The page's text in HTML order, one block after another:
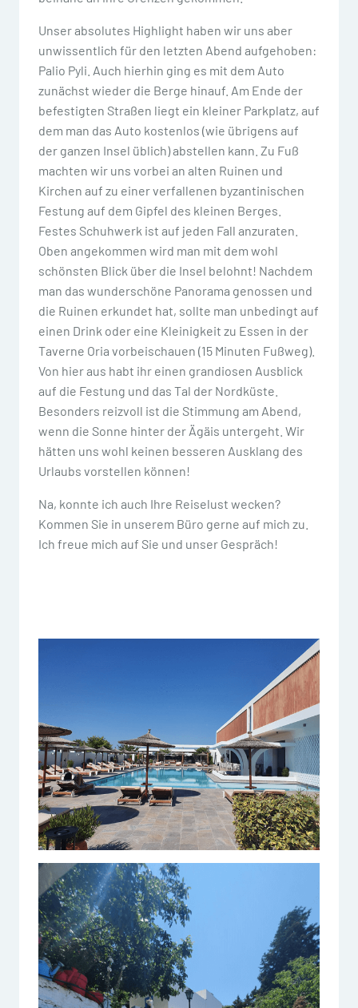
Unser absolutes Highlight haben wir uns aber
unwissentlich für den letzten Abend aufgehoben:
Palio Pyli. Auch hierhin ging es mit dem Auto
zunächst wieder die Berge hinauf. Am Ende der
befestigten Straßen liegt ein kleiner Parkplatz, auf
dem man das Auto kostenlos (wie übrigens auf
der ganzen Insel üblich) abstellen kann. Zu Fuß
machten wir uns vorbei an alten Ruinen und
Kirchen auf zu einer verfallenen byzantinischen
Festung auf dem Gipfel des kleinen Berges.
Festes Schuhwerk ist auf jeden Fall anzuraten.
Oben angekommen wird man mit dem wohl
schönsten Blick über die Insel belohnt! Nachdem
man das wunderschöne Panorama genossen und
die Ruinen erkundet hat, sollte man unbedingt auf
einen Drink oder eine Kleinigkeit zu Essen in der
Taverne Oria vorbeischauen (15 Minuten Fußweg).
Von hier aus habt ihr einen grandiosen Ausblick
auf die Festung und das Tal der Nordküste.
Besonders reizvoll ist die Stimmung am Abend,
wenn die Sonne hinter der Ägäis untergeht. Wir
hätten uns wohl keinen besseren Ausklang des
Urlaubs vorstellen können!
Na, konnte ich auch Ihre Reiselust wecken?
Kommen Sie in unserem Büro gerne auf mich zu.
Ich freue mich auf Sie und unser Gespräch!